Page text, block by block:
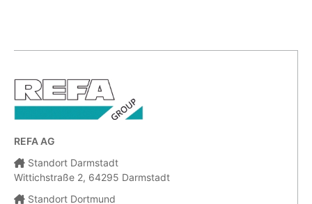
REFA AG
Standort Darmstadt
Wittichstraße 2, 64295 Darmstadt
Standort Dortmund